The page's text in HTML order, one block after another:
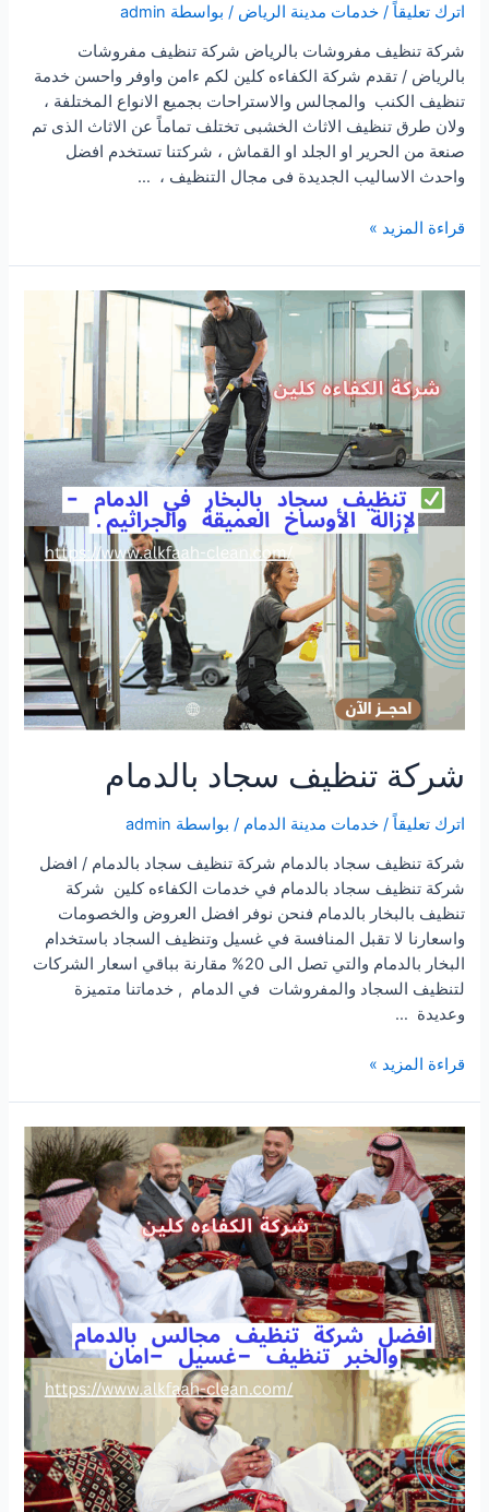
اترك تعليقاً /خدمات مدينة الرياض / بواسطة admin
شركة تنظيف مفروشات بالرياض شركة تنظيف مفروشات
بالرياض / تقدم شركة الكفاءه كلين لكم ءامن واوفر واحسن خدمة
تنظيف الكنب والمجالس والاستراحات بجميع الانواع المختلفة ،
ولان طرق تنظيف الاثاث الخشبى تختلف تماماً عن الاثاث الذى تم
صنعة من الحرير او الجلد او القماش ، شركتنا تستخدم افضل
واحدث الاساليب الجديدة فى مجال التنظيف ، …
شركة
بالرياض
قراءة المزيد »
شركة تنظيف سجاد بالدمام
اترك تعليقاً /خدمات مدينة الدمام / بواسطة admin
شركة تنظيف سجاد بالدمام شركة تنظيف سجاد بالدمام / افضل
شركة تنظيف سجاد بالدمام في خدمات الكفاءه كلين شركة
تنظيف بالبخار بالدمام فنحن نوفر افضل العروض والخصومات
واسعارنا لا تقبل المنافسة في غسيل وتنظيف السجاد باستخدام
البخار بالدمام والتي تصل الى 20% مقارنة بباقي اسعار الشركات
لتنظيف السجاد والمفروشات في الدمام , خدماتنا متميزة
وعديدة …
شركة
بالدمام
قراءة المزيد »